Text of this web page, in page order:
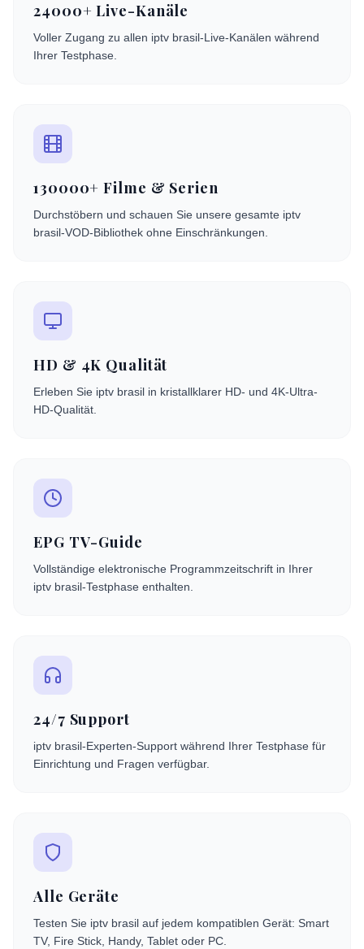
24000+ Live-Kanäle
Voller Zugang zu allen iptv brasil-Live-Kanälen während
Ihrer Testphase.
130000+ Filme & Serien
Durchstöbern und schauen Sie unsere gesamte iptv
brasil-VOD-Bibliothek ohne Einschränkungen.
HD & 4K Qualität
Erleben Sie iptv brasil in kristallklarer HD- und 4K-Ultra-
HD-Qualität.
EPG TV-Guide
Vollständige elektronische Programmzeitschrift in Ihrer
iptv brasil-Testphase enthalten.
24/7 Support
iptv brasil-Experten-Support während Ihrer Testphase für
Einrichtung und Fragen verfügbar.
Alle Geräte
Testen Sie iptv brasil auf jedem kompatiblen Gerät: Smart
TV, Fire Stick, Handy, Tablet oder PC.